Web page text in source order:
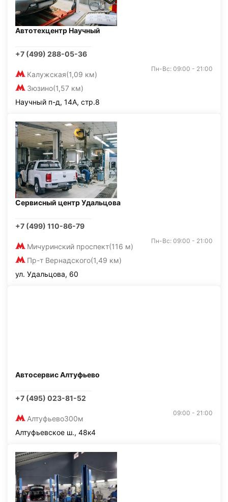
Автотехцентр Научный
+7 (499) 288-05-36
Калужская(1,09 км)
Зюзино(1,57 км)
Пн-Вс: 09:00 - 21:00
Научный п-д, 14А, стр.8
Сервисный центр Удальцова
+7 (499) 110-86-79
Мичуринский проспект(116 м)
Пр-т Вернадского(1,49 км)
Пн-Вс: 09:00 - 21:00
ул. Удальцова, 60
Автосервис Алтуфьево
+7 (495) 023-81-52
Алтуфьево300м
09:00 - 21:00
Алтуфьевское ш., 48к4